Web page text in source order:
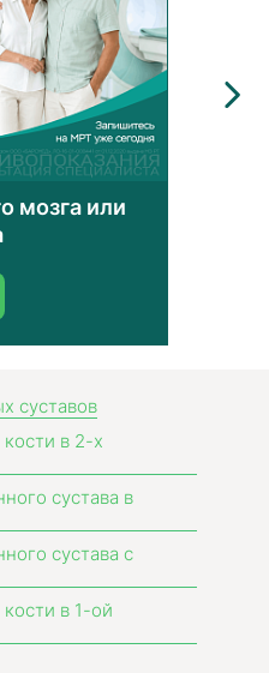
мозга или
суставов
в 2-х
сустава в
сустава с
в 1-ой